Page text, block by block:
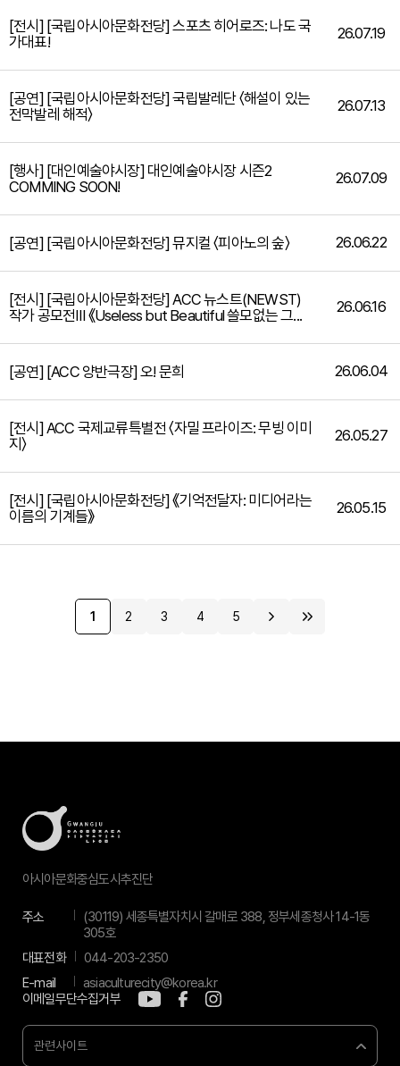
[전시] [국립아시아문화전당] 스포츠 히어로즈: 나도 국
가대표!
26.07.19
[공연] [국립아시아문화전당] 국립발레단 〈해설이 있는
전막발레 해적〉
26.07.13
[행사] [대인예술야시장] 대인예술야시장 시즌2
COMMING SOON!
26.07.09
[공연] [국립아시아문화전당] 뮤지컬 〈피아노의 숲〉 26.06.22
[전시] [국립아시아문화전당] ACC 뉴스트(NEWST)
작가 공모전Ⅲ 《Useless but Beautiful 쓸모없는 그...
26.06.16
[공연] [ACC 양반극장] 오! 문희 26.06.04
[전시] ACC 국제교류특별전 〈자밀 프라이즈: 무빙 이미
지〉
26.05.27
[전시] [국립아시아문화전당] 《기억전달자: 미디어라는
이름의 기계들》
26.05.15
1 2 3 4 5
아시아문화중심도시추진단
주소
(30119) 세종특별자치시 갈매로 388, 정부세종청사 14-1동
305호
대표전화
044-203-2350
E-mail
asiaculturecity@korea.kr
이메일무단수집거부
관련사이트